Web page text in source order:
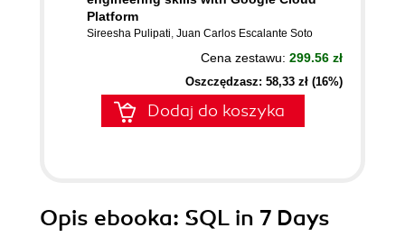
Platform
Sireesha Pulipati, Juan Carlos Escalante Soto
Cena zestawu: 299.56 zł
Oszczędzasz: 58,33 zł (16%)
Dodaj do koszyka
Opis ebooka: SQL in 7 Days